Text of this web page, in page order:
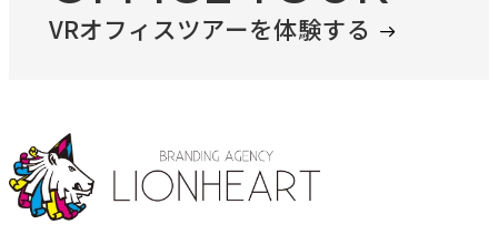
VRオフィスツアーを体験する